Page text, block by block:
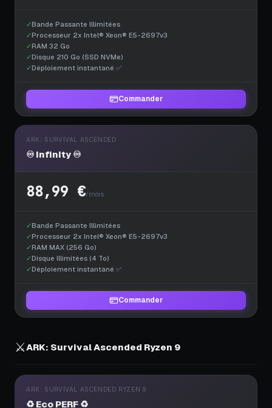
✓Bande Passante Illimitées
✓Processeur 2x Intel® Xeon® E5-2697v3
✓RAM 32 Go
✓Disque 210 Go (SSD NVMe)
✓Déploiement instantané ✅
Commander
ARK: SURVIVAL ASCENDED
♾️ Infinity ♾️
88,99 €/mois
✓Bande Passante Illimitées
✓Processeur 2x Intel® Xeon® E5-2697v3
✓RAM MAX (256 Go)
✓Disque Illimitées (4 To)
✓Déploiement instantané ✅
Commander
⚔️ARK: Survival Ascended Ryzen 9
ARK: SURVIVAL ASCENDED RYZEN 9
♻️ Eco PERF ♻️